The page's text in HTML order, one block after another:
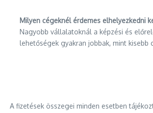
Milyen cégeknél érdemes elhelyezkedni
Nagyobb vállalatoknál a képzési és
lehetőségek gyakran jobbak, mint kisebb
A fizetések összegei minden esetben